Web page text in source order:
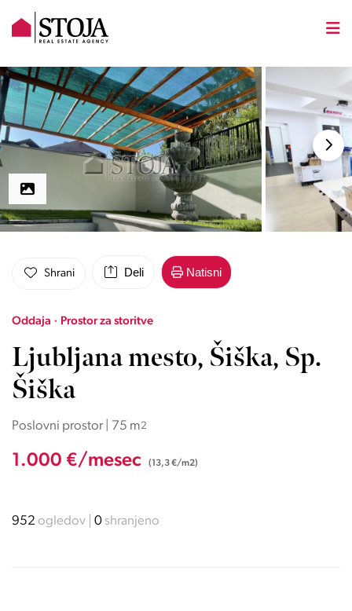
Shrani Deli Natisni
Oddaja · Prostor za storitve
Ljubljana mesto, Šiška, Sp.
Šiška
Poslovni prostor | 75 m2
1.000 €/mesec (13,3 €/m2)
952 ogledov 0shranjeno